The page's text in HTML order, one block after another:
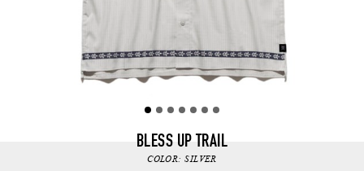
BLESS UP TRAIL
COLOR:SILVER